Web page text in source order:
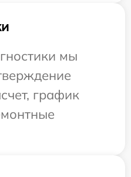
мы
график